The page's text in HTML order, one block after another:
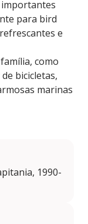
importantes
para bird
e
como
bicicletas,
marinas
1990-